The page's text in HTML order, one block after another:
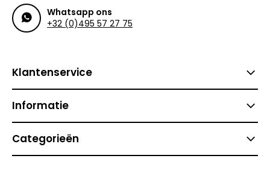
Whatsapp ons
+32 (0)495 57 27 75
Klantenservice
Informatie
Categorieën